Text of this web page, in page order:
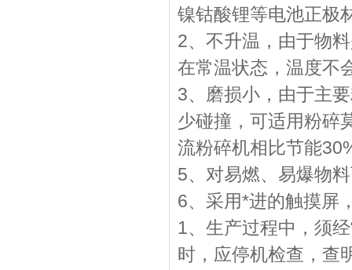
镍钴酸锂等电池正极
2、不升温，由于物
在常温状态，温度不
3、磨损小，由于主
少碰撞，可适用粉碎
流粉碎机相比节能
5、对易燃、易爆物
6、采用*进的触摸屏
1、生产过程中，须
时，应停机检查，查